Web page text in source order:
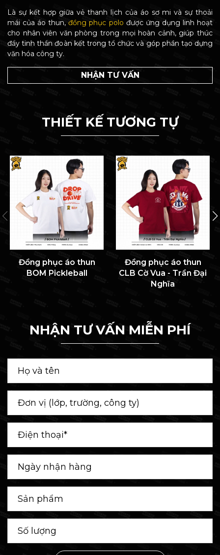
Là sự kết hợp giữa vẻ thanh lịch của áo sơ mi và sự thoải
mái của áo thun,đồng phục polo được ứng dụng linh hoạt
cho nhân viên văn phòng trong mọi hoàn cảnh, giúp thúc
đẩy tinh thần đoàn kết trong tổ chức và góp phần tạo dựng
văn hóa công ty.
NHẬN TƯ VẤN
THIẾT KẾ TƯƠNG TỰ
Đồng phục áo thun
BOM Pickleball
Đồng phục áo thun
CLB Cờ Vua - Trần Đại
Nghĩa
NHẬN TƯ VẤN MIỄN PHÍ